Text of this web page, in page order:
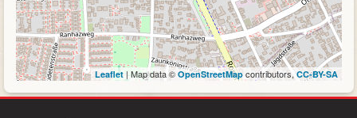
Leaflet| Map data © OpenStreetMapcontributors, CC-BY-SA